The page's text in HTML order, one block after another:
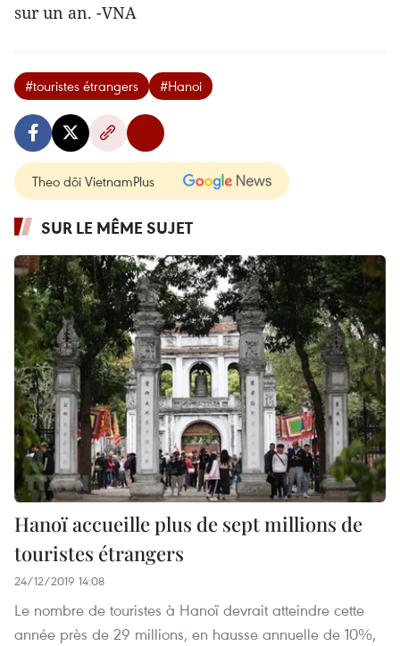
sur un an. -VNA
#touristes étrangers #Hanoi
Theo dõi VietnamPlus
SUR LE MÊME SUJET
Hanoï accueille plus de sept millions de
touristes étrangers
24/12/2019 14:08
Le nombre de touristes à Hanoï devrait atteindre cette
année près de 29 millions, en hausse annuelle de 10%,